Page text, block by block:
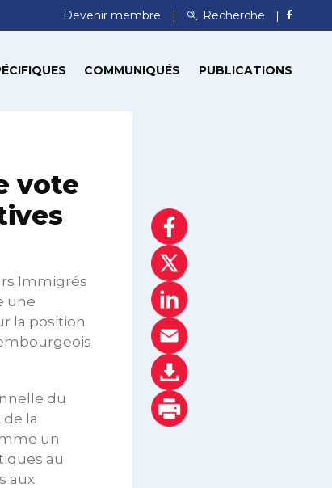
Devenir membre Recherche
COMMUNIQUÉS PUBLICATIONS
vote
Immigrés
une
la position
du
la
un
au
aux